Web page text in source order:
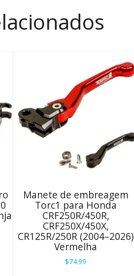
Manete de embreagem
Torc1 para Honda
CRF250R/450R,
CRF250X/450X,
CR125R/250R (2004–2026)
Vermelha
$74.99